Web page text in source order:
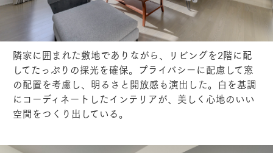
隣家に囲まれた敷地でありながら、リビングを2階に配
してたっぷりの採光を確保。プライバシーに配慮して窓
の配置を考慮し、明るさと開放感も演出した。白を基調
にコーディネートしたインテリアが、美しく心地のいい
空間をつくり出している。